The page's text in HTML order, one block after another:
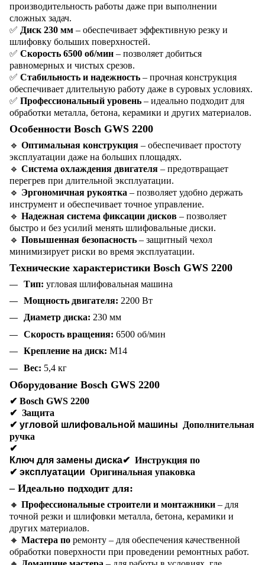
производительность работы даже при выполнении
сложных задач.
✅ Диск 230 мм – обеспечивает эффективную резку и
шлифовку больших поверхностей.
✅ Скорость 6500 об/мин – позволяет добиться
равномерных и чистых срезов.
✅ Стабильность и надежность – прочная конструкция
обеспечивает длительную работу даже в суровых условиях.
✅ Профессиональный уровень – идеально подходит для
обработки металла, бетона, керамики и других материалов.
Особенности Bosch GWS 2200
🔹 Оптимальная конструкция – обеспечивает простоту
эксплуатации даже на больших площадях.
🔹 Система охлаждения двигателя – предотвращает
перегрев при длительной эксплуатации.
🔹 Эргономичная рукоятка – позволяет удобно держать
инструмент и обеспечивает точное управление.
🔹 Надежная система фиксации дисков – позволяет
быстро и без усилий менять шлифовальные диски.
🔹 Повышенная безопасность – защитный чехол
минимизирует риски во время эксплуатации.
Технические характеристики Bosch GWS 2200
Тип: угловая шлифовальная машина
Мощность двигателя: 2200 Вт
Диаметр диска: 230 мм
Скорость вращения: 6500 об/мин
Крепление на диск: M14
Вес: 5,4 кг
Оборудование Bosch GWS 2200
✔ Bosch GWS 2200
✔ Защита
✔ угловой шлифовальной машины
Дополнительная
ручка
✔
Ключ для замены диска✔ Инструкция по
✔ эксплуатации Оригинальная упаковка
– Идеально подходит для:
🔸 Профессиональные строители и монтажники – для
точной резки и шлифовки металла, бетона, керамики и
других материалов.
🔸 Мастера по ремонту – для обеспечения качественной
обработки поверхности при проведении ремонтных работ.